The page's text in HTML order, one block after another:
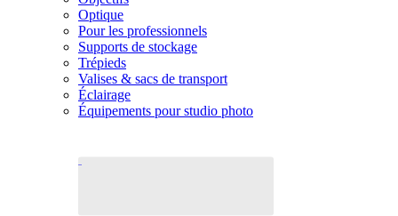
Optique
Pour les professionnels
Supports de stockage
Trépieds
Valises & sacs de transport
Éclairage
Équipements pour studio photo